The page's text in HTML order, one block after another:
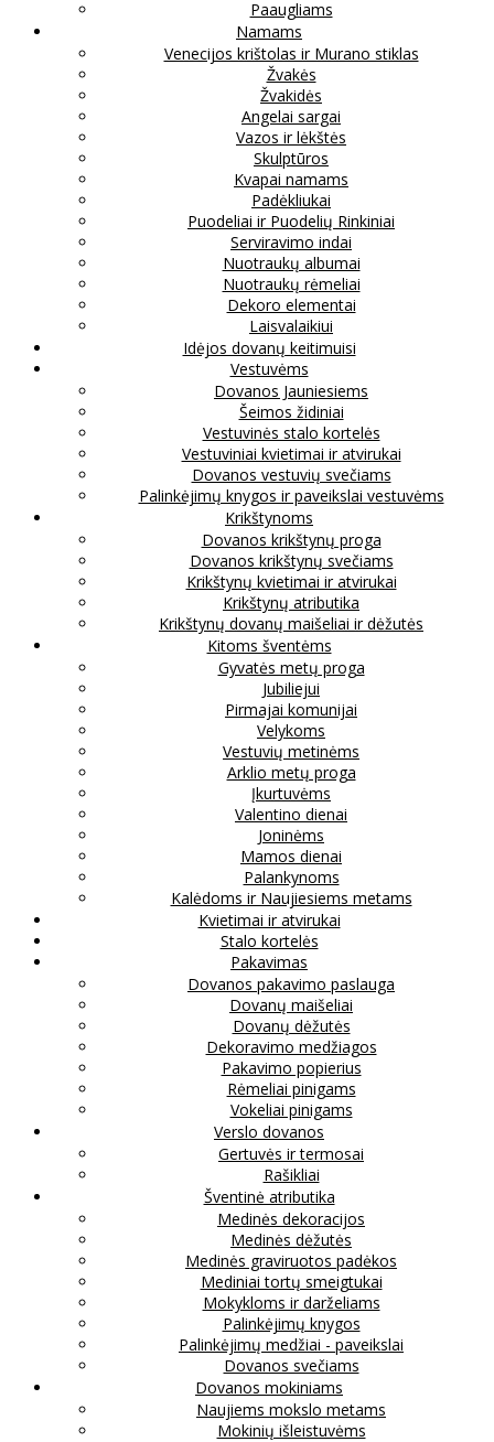
Paaugliams
Namams
Venecijos krištolas ir Murano stiklas
Žvakės
Žvakidės
Angelai sargai
Vazos ir lėkštės
Skulptūros
Kvapai namams
Padėkliukai
Puodeliai ir Puodelių Rinkiniai
Serviravimo indai
Nuotraukų albumai
Nuotraukų rėmeliai
Dekoro elementai
Laisvalaikiui
Idėjos dovanų keitimuisi
Vestuvėms
Dovanos Jauniesiems
Šeimos židiniai
Vestuvinės stalo kortelės
Vestuviniai kvietimai ir atvirukai
Dovanos vestuvių svečiams
Palinkėjimų knygos ir paveikslai vestuvėms
Krikštynoms
Dovanos krikštynų proga
Dovanos krikštynų svečiams
Krikštynų kvietimai ir atvirukai
Krikštynų atributika
Krikštynų dovanų maišeliai ir dėžutės
Kitoms šventėms
Gyvatės metų proga
Jubiliejui
Pirmajai komunijai
Velykoms
Vestuvių metinėms
Arklio metų proga
Įkurtuvėms
Valentino dienai
Joninėms
Mamos dienai
Palankynoms
Kalėdoms ir Naujiesiems metams
Kvietimai ir atvirukai
Stalo kortelės
Pakavimas
Dovanos pakavimo paslauga
Dovanų maišeliai
Dovanų dėžutės
Dekoravimo medžiagos
Pakavimo popierius
Rėmeliai pinigams
Vokeliai pinigams
Verslo dovanos
Gertuvės ir termosai
Rašikliai
Šventinė atributika
Medinės dekoracijos
Medinės dėžutės
Medinės graviruotos padėkos
Mediniai tortų smeigtukai
Mokykloms ir darželiams
Palinkėjimų knygos
Palinkėjimų medžiai - paveikslai
Dovanos svečiams
Dovanos mokiniams
Naujiems mokslo metams
Mokinių išleistuvėms